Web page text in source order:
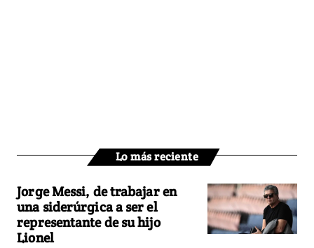
Lo más reciente
Jorge Messi, de trabajar en
una siderúrgica a ser el
representante de su hijo
Lionel